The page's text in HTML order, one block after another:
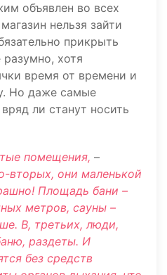
объявлен во всех
нельзя зайти
прикрыть
хотя
время от времени и
Но даже самые
ли станут носить
помещения, –
вторых, они маленькой
Площадь бани –
метров, сауны –
В, третьих, люди,
раздеты. И
без средств